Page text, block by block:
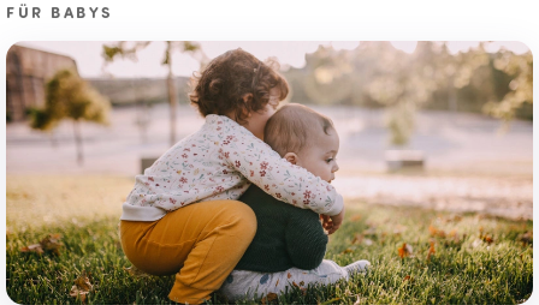
FÜR BABYS